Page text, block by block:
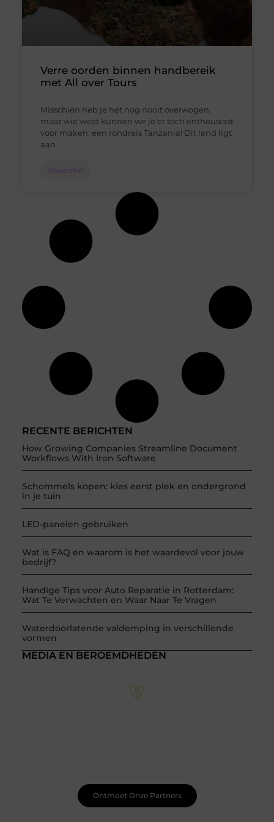
RECENTE BERICHTEN
How Growing Companies Streamline Document
Workflows With Iron Software
Schommels kopen: kies eerst plek en ondergrond
in je tuin
LED-panelen gebruiken
Wat is FAQ en waarom is het waardevol voor jouw
bedrijf?
Handige Tips voor Auto Reparatie in Rotterdam:
Wat Te Verwachten en Waar Naar Te Vragen
Waterdoorlatende valdemping in verschillende
vormen
MEDIA EN BEROEMDHEDEN
Ontmoet Onze Partners
Verre oorden binnen handbereik
met All over Tours
Misschien heb je het nog nooit overwogen,
maar wie weet kunnen we je er toch enthousiast
voor maken: een rondreis Tanzania! Dit land ligt
aan
Vakantie